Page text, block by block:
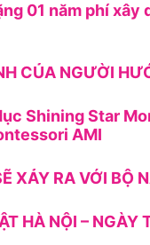
01 năm phí
CỦA NGƯỜI
Shining Star
AMI
XẢY RA VỚI BỘ
HÀ NỘI – NGÀY